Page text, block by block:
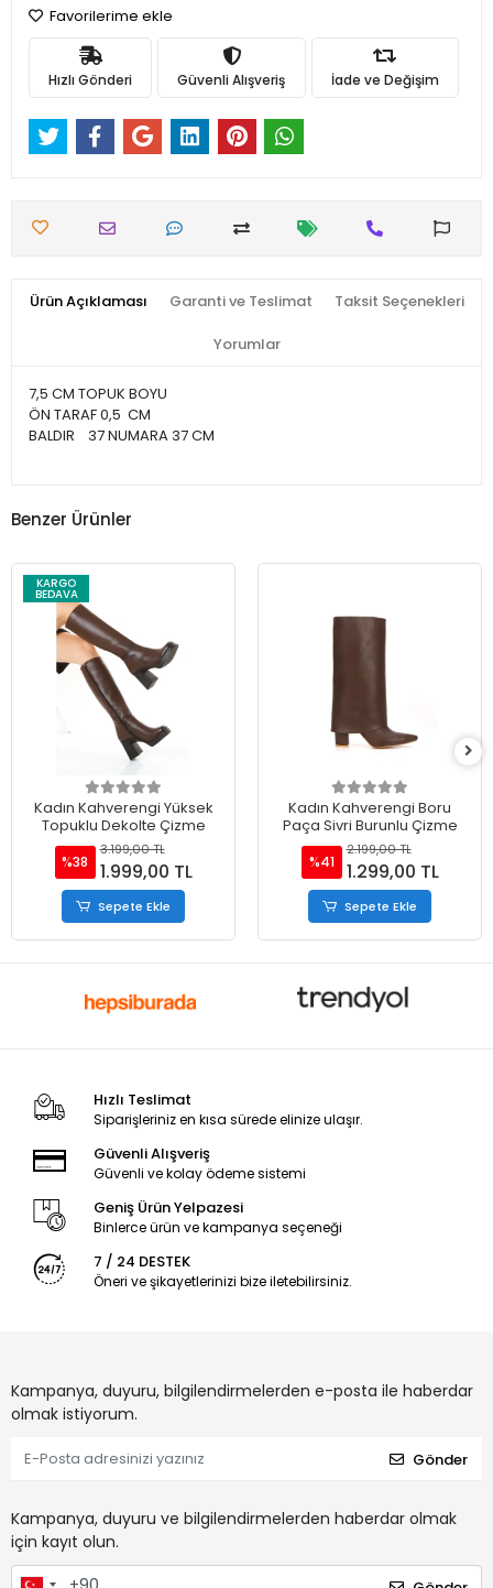
Favorilerime ekle
Hızlı Gönderi Güvenli Alışveriş İade ve Değişim
Ürün Açıklaması Garanti ve Teslimat Taksit Seçenekleri
Yorumlar
7,5 CM TOPUK BOYU
ÖN TARAF 0,5 CM
BALDIR 37 NUMARA 37 CM
Benzer Ürünler
KARGO
BEDAVA
Kadın Kahverengi Yüksek
Topuklu Dekolte Çizme
%38
3.199,00 TL
1.999,00 TL
Sepete Ekle
Kadın Kahverengi Boru
Paça Sivri Burunlu Çizme
%41
2.199,00 TL
1.299,00 TL
Sepete Ekle
Hızlı Teslimat
Siparişleriniz en kısa sürede elinize ulaşır.
Güvenli Alışveriş
Güvenli ve kolay ödeme sistemi
Geniş Ürün Yelpazesi
Binlerce ürün ve kampanya seçeneği
7 / 24 DESTEK
Öneri ve şikayetlerinizi bize iletebilirsiniz.
Kampanya, duyuru, bilgilendirmelerden e-posta ile haberdar
olmak istiyorum.
Gönder
Kampanya, duyuru ve bilgilendirmelerden haberdar olmak
için kayıt olun.